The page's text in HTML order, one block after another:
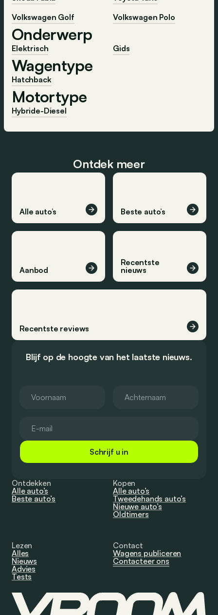
Volkswagen Golf
Volkswagen Polo
Onderwerp
Elektrisch Gids
Wagentype
Hatchback
Motortype
Hybride-Diesel
Ontdek meer
Alle auto’s Beste auto’s
Aanbod
Recentste
nieuws
Recentste reviews
Blijf op de hoogte van het laatste nieuws.
Schrijf u in
Ontdekken
Alle auto’s
Beste auto’s
Kopen
Alle auto’s
Tweedehands auto’s
Nieuwe auto’s
Oldtimers
Lezen
Alles
Nieuws
Advies
Tests
Contact
Wagens publiceren
Contacteer ons